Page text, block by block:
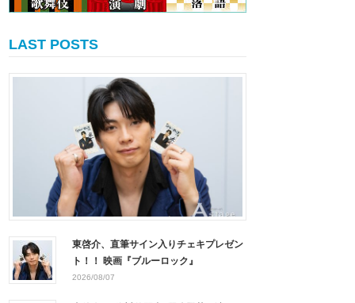
LAST POSTS
東啓介、直筆サイン入りチェキプレゼン
ト！！ 映画『ブルーロック』
2026/08/07